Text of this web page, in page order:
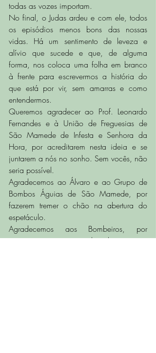
todas as vozes importam.
No final, o Judas ardeu e com ele, todos
os episódios menos bons das nossas
vidas. Há um sentimento de leveza e
alívio que sucede e que, de alguma
forma, nos coloca uma folha em branco
à frente para escrevermos a história do
que está por vir, sem amarras e como
entendermos.
Queremos agradecer ao Prof. Leonardo
Fernandes e à União de Freguesias de
São Mamede de Infesta e Senhora da
Hora, por acreditarem nesta ideia e se
juntarem a nós no sonho. Sem vocês, não
seria possível.
Agradecemos ao Álvaro e ao Grupo de
Bombos Águias de São Mamede, por
fazerem tremer o chão na abertura do
espetáculo.
Agradecemos aos Bombeiros, por
garantirem a segurança de todos.